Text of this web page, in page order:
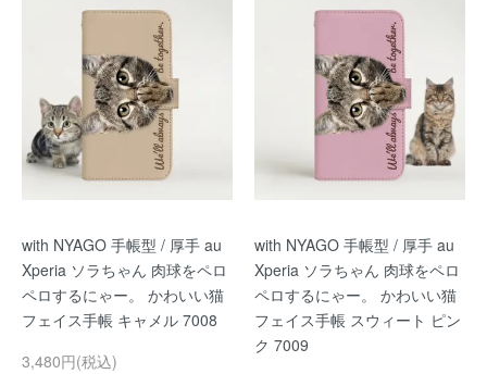
with NYAGO 手帳型 / 厚手 au
Xperia ソラちゃん 肉球をペロ
ペロするにゃー。 かわいい猫
フェイス手帳 キャメル 7008
3,480円(税込)
with NYAGO 手帳型 / 厚手 au
Xperia ソラちゃん 肉球をペロ
ペロするにゃー。 かわいい猫
フェイス手帳 スウィート ピン
ク 7009